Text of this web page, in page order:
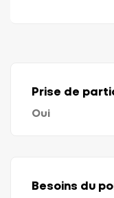
Prise de
Oui
Besoins du